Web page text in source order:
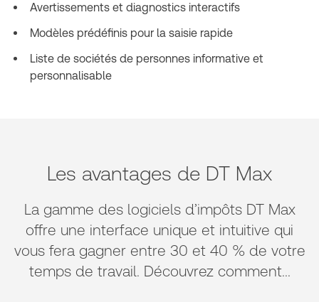
Avertissements et diagnostics interactifs
Modèles prédéfinis pour la saisie rapide
Liste de sociétés de personnes informative et
personnalisable
Les avantages de DT Max
La gamme des logiciels d’impôts DT Max
offre une interface unique et intuitive qui
vous fera gagner entre 30 et 40 % de votre
temps de travail. Découvrez comment...